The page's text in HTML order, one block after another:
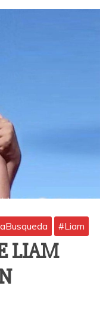
#Liam
LIAM